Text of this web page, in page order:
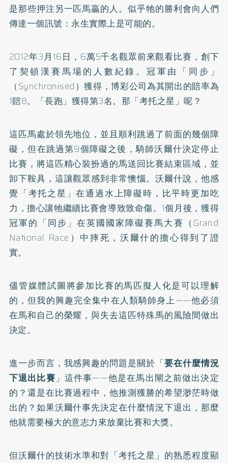
是那些押注另一匹馬贏的人。似乎牠的勝利會向人們
傳達一個訊號：永生實際上是可能的。
2012年3月16日，6萬5千名觀眾前來觀看比賽，創下
了契頓漢賽馬場的人數紀錄。冠軍由「同步」
（Synchronised）獲得，博彩公司為其開出的賠率為
1賠8。「長跑」獲得第3名。那「考托之星」呢？
這匹馬處於領先地位，並且順利跳過了前面的幾個障
礙，但在跳過第9個障礙之後，騎師沃爾什決定停止
比賽，將這匹精心裝扮過的馬送回比賽結束區域，並
卸下鞍具，這讓觀眾感到非常懊惱。沃爾什說，他感
覺「考托之星」在通過水上障礙時，比平時更加吃
力，擔心讓牠繼續比賽會導致致命傷。1個月後，獲得
冠軍的「同步」在英國國家障礙賽馬大賽（Grand
National Race）中摔死，沃爾什的擔心得到了證
實。
儘管媒體試圖將參加比賽的馬匹擬人化是可以理解
的，但我的興趣完全集中在人類騎師身上——他必須
在馬和自己的榮耀，與失去這匹特殊馬的風險間做出
決定。
進一步而言，我感興趣的問題是關於「要在什麼情況
下退出比賽 」這件事——他是在馬出閘之前做出決定
的？還是在比賽過程中，他推測獲勝的希望渺茫時做
出的？如果沃爾什事先決定在什麼情況下退出，那麼
他就需要極大的意志力來放棄比賽和大獎。
但沃爾什的技術水準和對「考托之星」的熟悉程度顯